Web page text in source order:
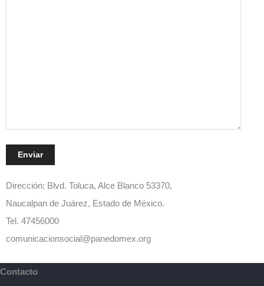
Dirección: Blvd. Toluca, Alce Blanco 53370,
Naucalpan de Juárez, Estado de México.
Tel. 47456000
comunicacionsocial@panedomex.org
Contacto